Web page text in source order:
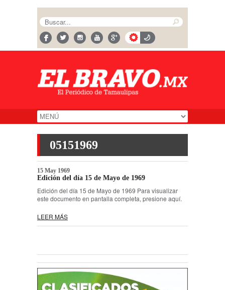
05151969
15 May 1969
Edición del día 15 de Mayo de 1969
Edición del día 15 de Mayo de 1969 Para visualizar
este documento en pantalla completa, presione aquí.
LEER MÁS